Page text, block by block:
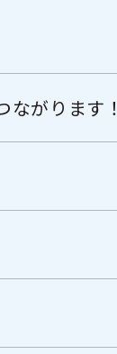
がります！